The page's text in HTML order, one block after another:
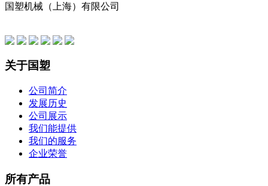
国塑机械（上海）有限公司
关于国塑
公司简介
发展历史
公司展示
我们能提供
我们的服务
企业荣誉
所有产品